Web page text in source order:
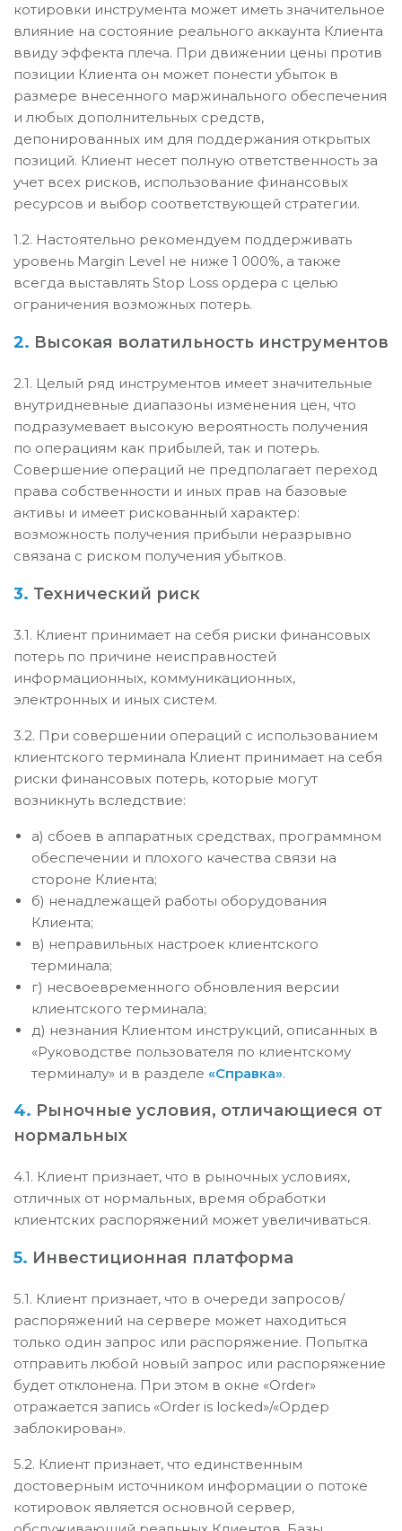
котировки инструмента может иметь значительное
влияние на состояние реального аккаунта Клиента
ввиду эффекта плеча. При движении цены против
позиции Клиента он может понести убыток в
размере внесенного маржинального обеспечения
и любых дополнительных средств,
депонированных им для поддержания открытых
позиций. Клиент несет полную ответственность за
учет всех рисков, использование финансовых
ресурсов и выбор соответствующей стратегии.
1.2. Настоятельно рекомендуем поддерживать
уровень Margin Level не ниже 1 000%, а также
всегда выставлять Stop Loss ордера с целью
ограничения возможных потерь.
2. Высокая волатильность инструментов
2.1. Целый ряд инструментов имеет значительные
внутридневные диапазоны изменения цен, что
подразумевает высокую вероятность получения
по операциям как прибылей, так и потерь.
Совершение операций не предполагает переход
права собственности и иных прав на базовые
активы и имеет рискованный характер:
возможность получения прибыли неразрывно
связана с риском получения убытков.
3. Технический риск
3.1. Клиент принимает на себя риски финансовых
потерь по причине неисправностей
информационных, коммуникационных,
электронных и иных систем.
3.2. При совершении операций с использованием
клиентского терминала Клиент принимает на себя
риски финансовых потерь, которые могут
возникнуть вследствие:
а) сбоев в аппаратных средствах, программном
обеспечении и плохого качества связи на
стороне Клиента;
б) ненадлежащей работы оборудования
Клиента;
в) неправильных настроек клиентского
терминала;
г) несвоевременного обновления версии
клиентского терминала;
д) незнания Клиентом инструкций, описанных в
«Руководстве пользователя по клиентскому
терминалу» и в разделе «Справка».
4. Рыночные условия, отличающиеся от
нормальных
4.1. Клиент признает, что в рыночных условиях,
отличных от нормальных, время обработки
клиентских распоряжений может увеличиваться.
5. Инвестиционная платформа
5.1. Клиент признает, что в очереди запросов/
распоряжений на сервере может находиться
только один запрос или распоряжение. Попытка
отправить любой новый запрос или распоряжение
будет отклонена. При этом в окне «Order»
отражается запись «Order is locked»/«Ордер
заблокирован».
5.2. Клиент признает, что единственным
достоверным источником информации о потоке
котировок является основной сервер,